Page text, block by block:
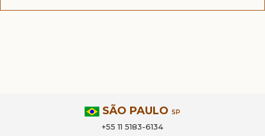
SÃO PAULO SP
+55 11 5183-6134